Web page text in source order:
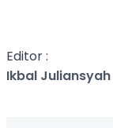
Editor :
Ikbal Juliansyah